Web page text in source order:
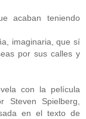
acaban teniendo
imaginaria, que sí
por sus calles y
con la película
Steven Spielberg,
en el texto de